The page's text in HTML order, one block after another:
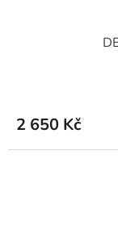
2 650 Kč